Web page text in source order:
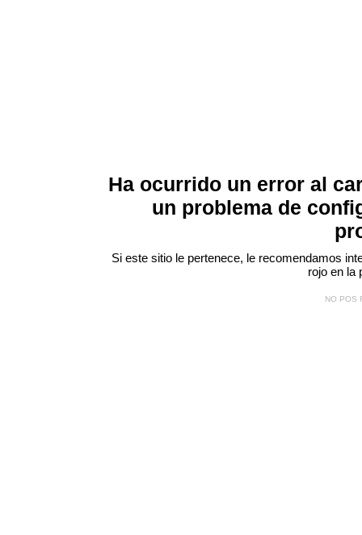
Ha ocurrido un error al
un problema de
Si este sitio le pertenece, le recomendamos
rojo en la
NO POS